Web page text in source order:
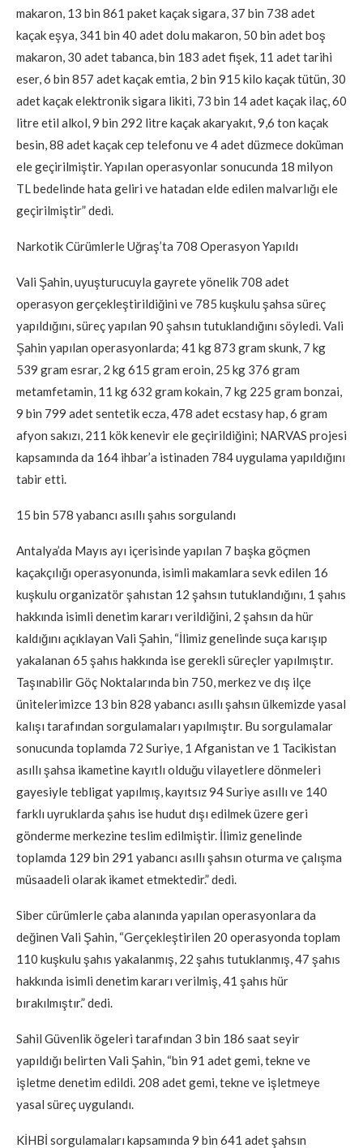
makaron, 13 bin 861 paket kaçak sigara, 37 bin 738 adet
kaçak eşya, 341 bin 40 adet dolu makaron, 50 bin adet boş
makaron, 30 adet tabanca, bin 183 adet fişek, 11 adet tarihi
eser, 6 bin 857 adet kaçak emtia, 2 bin 915 kilo kaçak tütün, 30
adet kaçak elektronik sigara likiti, 73 bin 14 adet kaçak ilaç, 60
litre etil alkol, 9 bin 292 litre kaçak akaryakıt, 9,6 ton kaçak
besin, 88 adet kaçak cep telefonu ve 4 adet düzmece doküman
ele geçirilmiştir. Yapılan operasyonlar sonucunda 18 milyon
TL bedelinde hata geliri ve hatadan elde edilen malvarlığı ele
geçirilmiştir” dedi.
Narkotik Cürümlerle Uğraş’ta 708 Operasyon Yapıldı
Vali Şahin, uyuşturucuyla gayrete yönelik 708 adet
operasyon gerçekleştirildiğini ve 785 kuşkulu şahsa süreç
yapıldığını, süreç yapılan 90 şahsın tutuklandığını söyledi. Vali
Şahin yapılan operasyonlarda; 41 kg 873 gram skunk, 7 kg
539 gram esrar, 2 kg 615 gram eroin, 25 kg 376 gram
metamfetamin, 11 kg 632 gram kokain, 7 kg 225 gram bonzai,
9 bin 799 adet sentetik ecza, 478 adet ecstasy hap, 6 gram
afyon sakızı, 211 kök kenevir ele geçirildiğini; NARVAS projesi
kapsamında da 164 ihbar’a istinaden 784 uygulama yapıldığını
tabir etti.
15 bin 578 yabancı asıllı şahıs sorgulandı
Antalya’da Mayıs ayı içerisinde yapılan 7 başka göçmen
kaçakçılığı operasyonunda, isimli makamlara sevk edilen 16
kuşkulu organizatör şahıstan 12 şahsın tutuklandığını, 1 şahıs
hakkında isimli denetim kararı verildiğini, 2 şahsın da hür
kaldığını açıklayan Vali Şahin, “İlimiz genelinde suça karışıp
yakalanan 65 şahıs hakkında ise gerekli süreçler yapılmıştır.
Taşınabilir Göç Noktalarında bin 750, merkez ve dış ilçe
ünitelerimizce 13 bin 828 yabancı asıllı şahsın ülkemizde yasal
kalışı tarafından sorgulamaları yapılmıştır. Bu sorgulamalar
sonucunda toplamda 72 Suriye, 1 Afganistan ve 1 Tacikistan
asıllı şahsa ikametine kayıtlı olduğu vilayetlere dönmeleri
gayesiyle tebligat yapılmış, kayıtsız 94 Suriye asıllı ve 140
farklı uyruklarda şahıs ise hudut dışı edilmek üzere geri
gönderme merkezine teslim edilmiştir. İlimiz genelinde
toplamda 129 bin 291 yabancı asıllı şahsın oturma ve çalışma
müsaadeli olarak ikamet etmektedir.” dedi.
Siber cürümlerle çaba alanında yapılan operasyonlara da
değinen Vali Şahin, “Gerçekleştirilen 20 operasyonda toplam
110 kuşkulu şahıs yakalanmış, 22 şahıs tutuklanmış, 47 şahıs
hakkında isimli denetim kararı verilmiş, 41 şahıs hür
bırakılmıştır.” dedi.
Sahil Güvenlik ögeleri tarafından 3 bin 186 saat seyir
yapıldığı belirten Vali Şahin, “bin 91 adet gemi, tekne ve
işletme denetim edildi. 208 adet gemi, tekne ve işletmeye
yasal süreç uygulandı.
KİHBİ sorgulamaları kapsamında 9 bin 641 adet şahsın